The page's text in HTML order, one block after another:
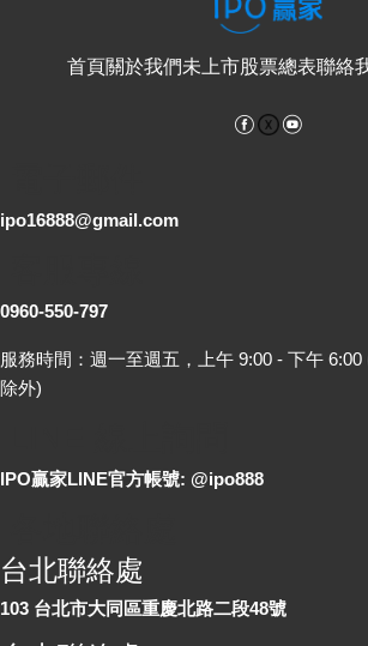
首頁關於我們未上市股票總表聯絡
Facebook
ipo16888@gmail.com
0960-550-797
服務時間：週一至週五，上午 9:00 - 下午
除外)
IPO贏家LINE官方帳號: @ipo888
台北聯絡處
103 台北市大同區重慶北路二段48號